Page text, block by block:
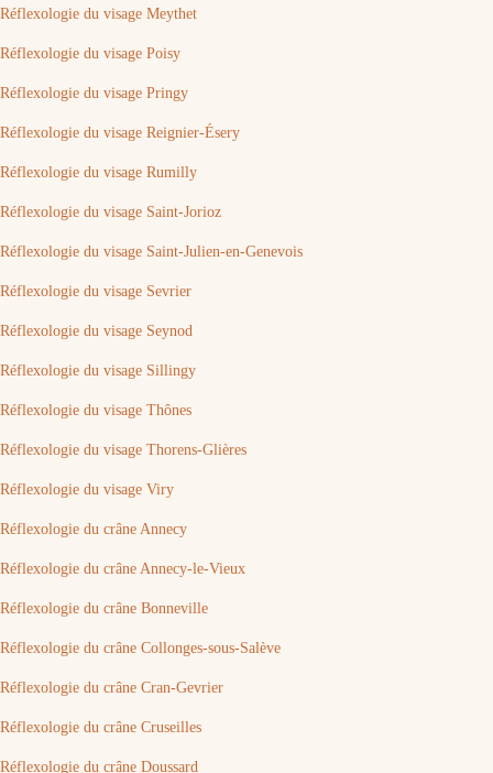
Réflexologie du visage Meythet
Réflexologie du visage Poisy
Réflexologie du visage Pringy
Réflexologie du visage Reignier-Ésery
Réflexologie du visage Rumilly
Réflexologie du visage Saint-Jorioz
Réflexologie du visage Saint-Julien-en-Genevois
Réflexologie du visage Sevrier
Réflexologie du visage Seynod
Réflexologie du visage Sillingy
Réflexologie du visage Thônes
Réflexologie du visage Thorens-Glières
Réflexologie du visage Viry
Réflexologie du crâne Annecy
Réflexologie du crâne Annecy-le-Vieux
Réflexologie du crâne Bonneville
Réflexologie du crâne Collonges-sous-Salève
Réflexologie du crâne Cran-Gevrier
Réflexologie du crâne Cruseilles
Réflexologie du crâne Doussard